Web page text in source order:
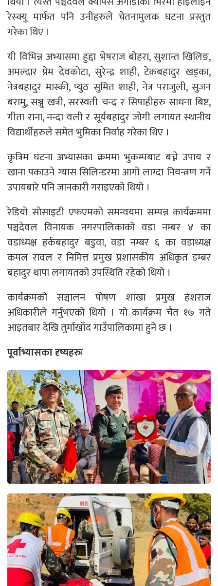
रेस्क्यु मार्फत पनि उनीहरुले चेतनामुलक घटना प्रस्तुत
गरेका थिए ।
यी विभिन्न अभ्यासमा हुद्दा भेषराज बोहरा, सुशान्त खिलिङ,
अमल्दार प्रेम देवकोटा, सुरेन्द्र शाही, टेकबहादुर खड्का,
नेत्रबहादुर मास्की, प्युठ सुमित शाही, नेत्र पराजुली, सुजन
बरामु, सञ्जु खत्री, सरस्वती चन्द र सिपाहीहरु साधना बिष्ट,
गीता राना, नन्दा वली र सूर्यबहादुर जोगी लगायत स्थानीय
विद्यार्थीहरुले समेत भुमिका निर्वाह गरेका थिए ।
कृत्रिम घटना अभ्यासका क्रममा भुकम्पबाट बच्ने उपाय र
खाना पकाउने ग्यास सिलिन्डरमा आगो लाग्दा नियन्त्रण गर्ने
उपायबारे पनि जानकारी गराइएको थियो ।
रेडियो सोसाइटी एफएमको समन्वयमा सम्पन्न कार्यक्रममा
पञ्चदेवल विनायक नगरपालिकाको वडा नम्बर ४ का
वडाध्यक्ष हर्कबहादुर बडुवा, वडा नम्बर ६ का वडाध्यक्ष
कमल रावल र निमित्त प्रमुख प्रशासकीय अधिकृत डम्बर
बहादुर थापा लगायतको उपस्थिति रहेको थियो ।
कार्यक्रमको सञ्चालन पोषण शाखा प्रमुख हंशराज
अधिकारीले गर्नुभएको थियो । यो कार्यक्रम चैत १७ गते
आइतबार देखि तुर्माखाँद गाउँपालिकामा हुने छ ।
पूर्वाभ्यासका दृष्यहरुः